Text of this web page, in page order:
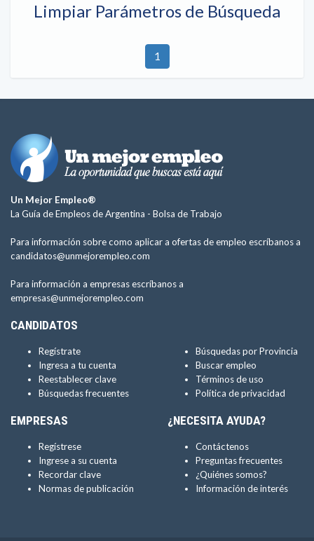
Limpiar Parámetros de Búsqueda
1
Un Mejor Empleo®
La Guía de Empleos de Argentina - Bolsa de Trabajo
Para información sobre como aplicar a ofertas de empleo escríbanos a
candidatos@unmejorempleo.com
Para información a empresas escríbanos a
empresas@unmejorempleo.com
CANDIDATOS
Regístrate
Ingresa a tu cuenta
Reestablecer clave
Búsquedas frecuentes
Búsquedas por Provincia
Buscar empleo
Términos de uso
Política de privacidad
EMPRESAS
Regístrese
Ingrese a su cuenta
Recordar clave
Normas de publicación
¿NECESITA AYUDA?
Contáctenos
Preguntas frecuentes
¿Quiénes somos?
Información de interés